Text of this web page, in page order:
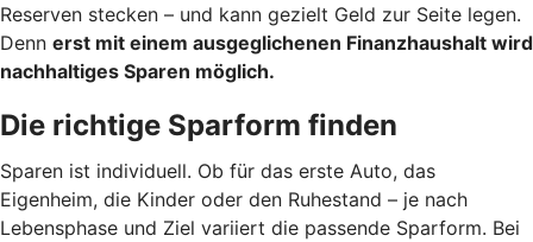
Reserven stecken – und kann gezielt Geld zur Seite legen.
Denn erst mit einem ausgeglichenen Finanzhaushalt wird
nachhaltiges Sparen möglich.
Die richtige Sparform finden
Sparen ist individuell. Ob für das erste Auto, das
Eigenheim, die Kinder oder den Ruhestand – je nach
Lebensphase und Ziel variiert die passende Sparform. Bei